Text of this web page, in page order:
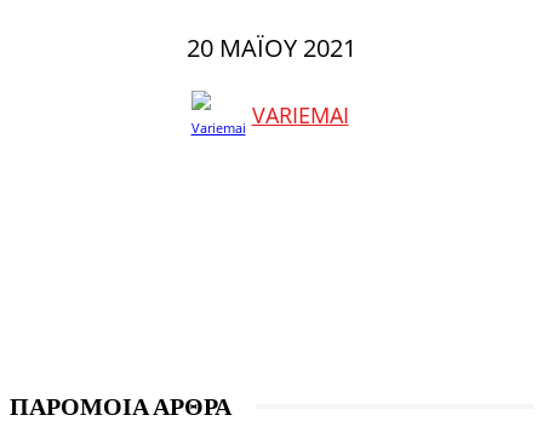
20 ΜΑΪ́ΟΥ 2021
VARIEMAI
ΠΑΡΟΜΟΙΑ ΑΡΘΡΑ